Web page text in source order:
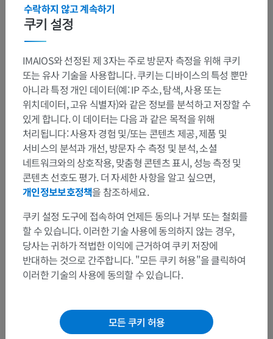
해부학적 계층
인체 해부학 2
인체 해부학 1
쿠키 설정
수락하지 않고 계속하기
IMAIOS와 선정된 제 3자는 주로 방문자 측정을 위해 쿠키
또는 유사 기술을 사용합니다. 쿠키는 디바이스의 특성 뿐만
아니라 특정 개인 데이터(예: IP 주소, 탐색, 사용 또는
위치데이터, 고유 식별자)와 같은 정보를 분석하고 저장할 수
있게 합니다. 이 데이터는 다음 과 같은 목적을 위해
처리됩니다: 사용자 경험 및/또는 콘텐츠 제공, 제품 및
서비스의 분석과 개선, 방문자 수 측정 및 분석, 소셜
네트워크와의 상호작용, 맞춤형 콘텐츠 표시, 성능 측정 및
콘텐츠 선호도 평가. 더 자세한 사항을 알고 싶으면,
개인정보보호정책을 참조하세요.
쿠키 설정 도구에 접속하여 언제든 동의나 거부 또는 철회를
할 수 있습니다. 이러한 기술 사용에 동의하지 않는 경우,
당사는 귀하가 적법한 이익에 근거하여 쿠키 저장에
반대하는 것으로 간주합니다. "모든 쿠키 허용"을 클릭하여
이러한 기술의 사용에 동의할 수 있습니다.
모든 쿠키 허용